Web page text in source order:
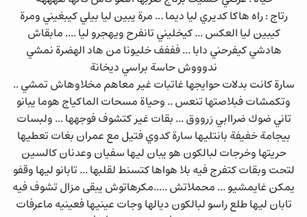
رتاج : راه هاكا كديري ليا ديما ... مرة يبين ليا بيلي كيبغيني ومرة
كيبين ليا العكس ... كيخليني تانفرح ويهجرو ليا .... مابقاش
هادشي كيفرحني دابا ... فففف خليونا من هاد الهضرة نمشي
ندوووش حاسة براسي ديخانة
سارة كانت بدلات حوايجها غاتبات غير معاهم مخلاوهاش تمشي ..
وتكمشات فبلاصتها تنعس .. وحياة مسحات الماكياج هوما يبانو
تاني ضوك ضراابي زرووق ... بقات غير كتشوف فوجهها ... ولبسات
بيجامة خفيفة بانتليها سارة كدوي فتيل مع عمران بغات تعطيها
حريتها وخرجات لبالكون هو يبان ليها سفيان وعدنان كالسين
لتحت وبقات كتفرج فيه بلا هواها كتسنط لقلبها ... تابانو ليها وقفو
يمكن غايمشيو ... محملاتش .....مكرهاتوش يبقى مزال تشوف فيه
تابان ليها طلع راسو لبالكون ديالها وجات عينيها فعينيه ماعرفات